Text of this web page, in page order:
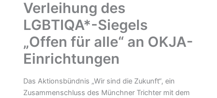
Verleihung des
LGBTIQA*-Siegels
„Offen für alle“ an OKJA-
Einrichtungen
Das Aktionsbündnis „Wir sind die Zukunft“, ein
Zusammenschluss des Münchner Trichter mit dem